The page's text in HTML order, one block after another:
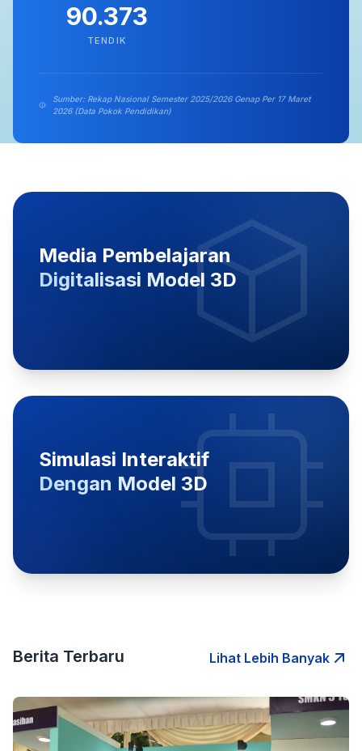
90.373
TENDIK
Sumber: Rekap Nasional Semester 2025/2026 Genap Per 17 Maret
2026 (Data Pokok Pendidikan)
Media Pembelajaran
Digitalisasi Model 3D
Simulasi Interaktif
Dengan Model 3D
Berita Terbaru Lihat Lebih Banyak